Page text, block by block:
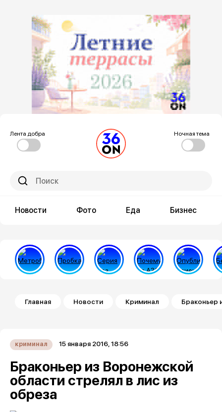
Лента добра Ночная тема
Новости Фото Еда Бизнес
Строка навигации
Главная Новости Криминал Браконьер
криминал 15 января 2016, 18:56
Браконьер из Воронежской
области стрелял в лис из
обреза